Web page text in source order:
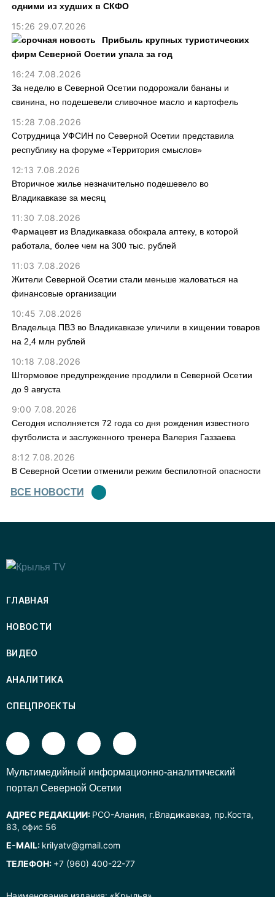
одними из худших в СКФО
15:26 29.07.2026
Прибыль крупных туристических
фирм Северной Осетии упала за год
16:24 7.08.2026
За неделю в Северной Осетии подорожали бананы и
свинина, но подешевели сливочное масло и картофель
15:28 7.08.2026
Сотрудница УФСИН по Северной Осетии представила
республику на форуме «Территория смыслов»
12:13 7.08.2026
Вторичное жилье незначительно подешевело во
Владикавказе за месяц
11:30 7.08.2026
Фармацевт из Владикавказа обокрала аптеку, в которой
работала, более чем на 300 тыс. рублей
11:03 7.08.2026
Жители Северной Осетии стали меньше жаловаться на
финансовые организации
10:45 7.08.2026
Владельца ПВЗ во Владикавказе уличили в хищении товаров
на 2,4 млн рублей
10:18 7.08.2026
Штормовое предупреждение продлили в Северной Осетии
до 9 августа
9:00 7.08.2026
Сегодня исполняется 72 года со дня рождения известного
футболиста и заслуженного тренера Валерия Газзаева
8:12 7.08.2026
В Северной Осетии отменили режим беспилотной опасности
ВСЕ НОВОСТИ
ГЛАВНАЯ
НОВОСТИ
ВИДЕО
АНАЛИТИКА
СПЕЦПРОЕКТЫ
Mультимедийный информационно-аналитический
портал Северной Осетии
АДРЕС РЕДАКЦИИ: РСО-Алания, г.Владикавказ, пр.Коста,
83, офис 56
E-MAIL: krilyatv@gmail.com
ТЕЛЕФОН: +7 (960) 400-22-77